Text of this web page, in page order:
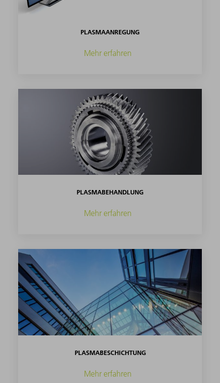
PLASMAANREGUNG
Mehr erfahren
PLASMABEHANDLUNG
Mehr erfahren
PLASMABESCHICHTUNG
Mehr erfahren